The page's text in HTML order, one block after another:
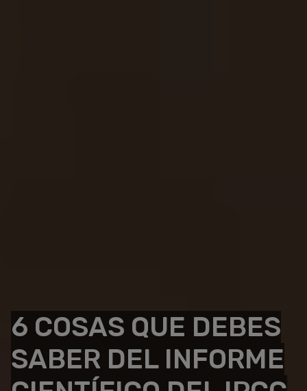
6 COSAS QUE DEBES
SABER DEL INFORME